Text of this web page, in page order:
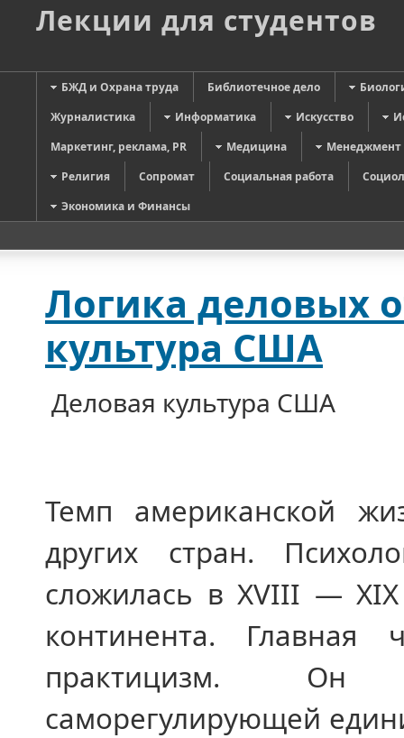
Лекции для студентов
БЖД и Охрана труда Библиотечное дело
Журналистика
Информатика Искусство
Маркетинг, реклама, PR
Медицина
Менеджмент
Религия
Сопромат Социальная работа
Экономика и Финансы
Логика деловых
культура США
Деловая культура США
Темп американской
других стран.
сложилась в XVIII —
континента. Главная
практицизм. Он
саморегулирующей